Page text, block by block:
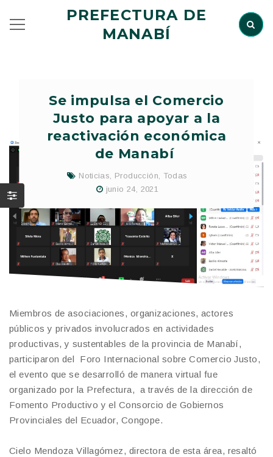
PREFECTURA DE
MANABÍ
Se impulsa el Comercio
Justo para apoyar a la
reactivación económica
de Manabí
Noticias Producción
Todas
junio 24, 2021
Miembros de asociaciones, organizaciones, actores
públicos y privados involucrados en actividades
productivas, y sustentables de la provincia de Manabí,
participaron del Foro Internacional sobre Comercio Justo,
el evento que se desarrolló de manera virtual fue
organizado por la Prefectura, a través de la dirección de
Fomento Productivo y el Consorcio de Gobiernos
Provinciales del Ecuador, Congope.
Cielo Mendoza Villagómez, directora de esta área, resaltó